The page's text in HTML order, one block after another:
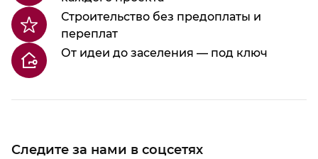
Следите за нами в соцсетях
Строительство без предоплаты и
переплат
От идеи до заселения — под ключ